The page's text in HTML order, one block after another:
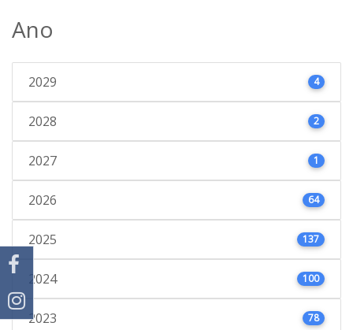
Ano
2029 4
2028 2
2027 1
2026 64
2025 137
2024 100
2023 78